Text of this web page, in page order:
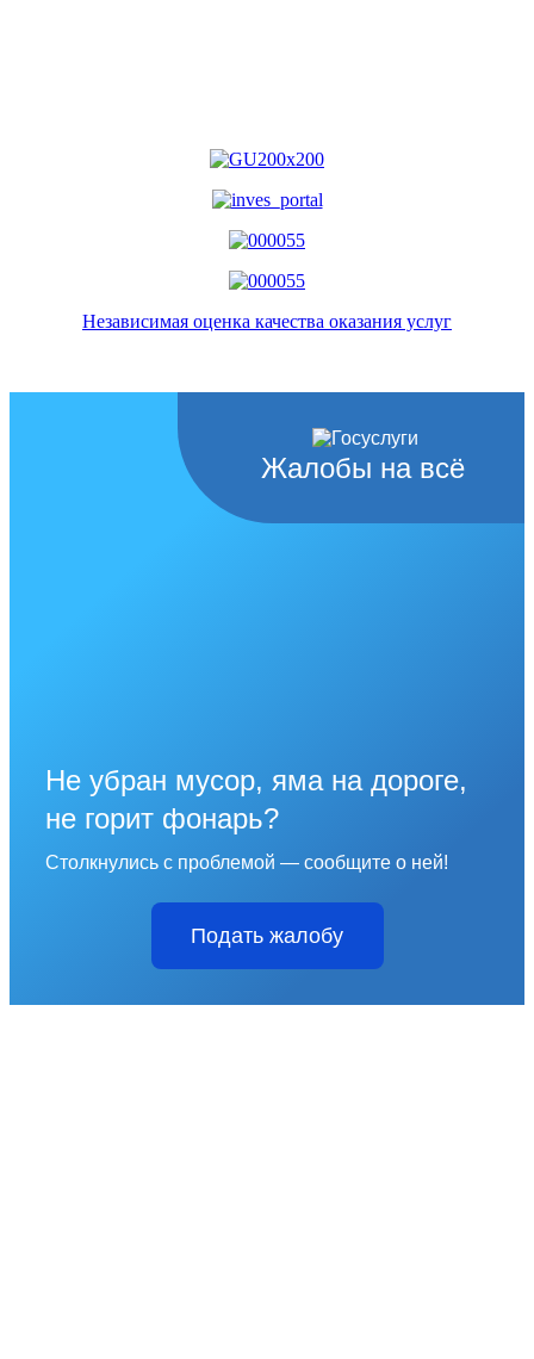
Независимая оценка качества оказания услуг
Жалобы на всё
Не убран мусор, яма на дороге,
не горит фонарь?
Столкнулись с проблемой — сообщите о ней!
Подать жалобу